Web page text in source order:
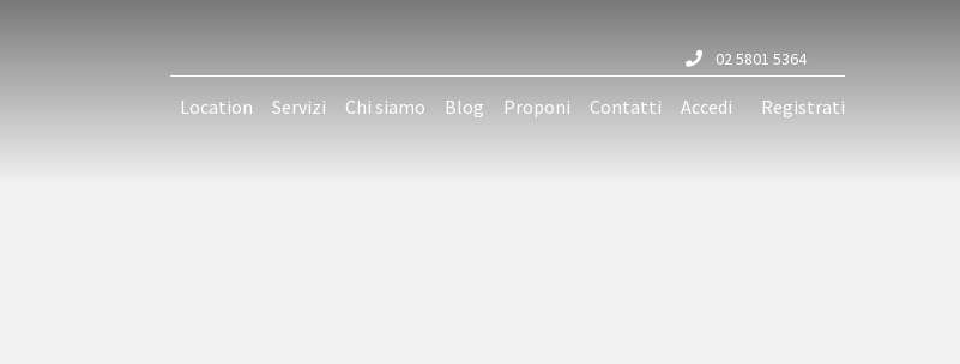
02 5801 5364
Location Servizi Chi siamo Blog Proponi Contatti Accedi Registrati